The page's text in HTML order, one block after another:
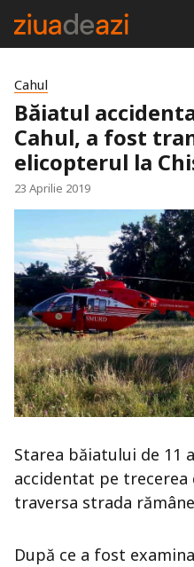
Cahul
Băiatul
Cahul, a fost
elicopterul la
23 Aprilie 2019
Starea băiatului de 11
accidentat pe
traversa strada
După ce a fost